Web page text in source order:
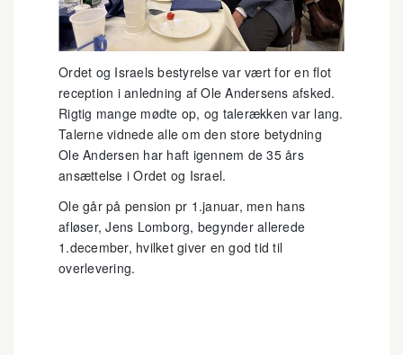
Ordet og Israels bestyrelse var vært for en flot
reception i anledning af Ole Andersens afsked.
Rigtig mange mødte op, og talerækken var lang.
Talerne vidnede alle om den store betydning
Ole Andersen har haft igennem de 35 års
ansættelse i Ordet og Israel.
Ole går på pension pr 1.januar, men hans
afløser, Jens Lomborg, begynder allerede
1.december, hvilket giver en god tid til
overlevering.